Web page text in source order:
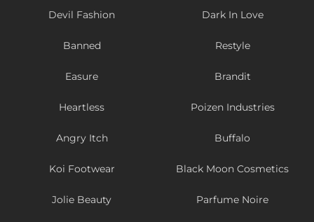
Devil Fashion Dark In Love
Banned Restyle
Easure Brandit
Heartless Poizen Industries
Angry Itch Buffalo
Koi Footwear Black Moon Cosmetics
Jolie Beauty Parfume Noire